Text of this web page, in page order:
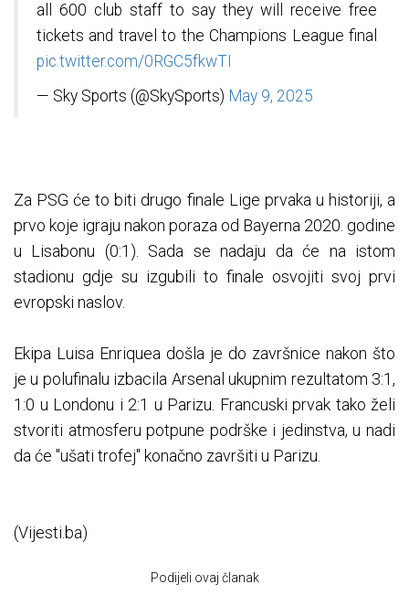
all 600 club staff to say they will receive free
tickets and travel to the Champions League final
pic.twitter.com/0RGC5fkwTI
— Sky Sports (@SkySports) May 9, 2025
Za PSG će to biti drugo finale Lige prvaka u historiji, a
prvo koje igraju nakon poraza od Bayerna 2020. godine
u Lisabonu (0:1). Sada se nadaju da će na istom
stadionu gdje su izgubili to finale osvojiti svoj prvi
evropski naslov.
Ekipa Luisa Enriquea došla je do završnice nakon što
je u polufinalu izbacila Arsenal ukupnim rezultatom 3:1,
1:0 u Londonu i 2:1 u Parizu. Francuski prvak tako želi
stvoriti atmosferu potpune podrške i jedinstva, u nadi
da će "ušati trofej" konačno završiti u Parizu.
(Vijesti.ba)
Podijeli ovaj članak